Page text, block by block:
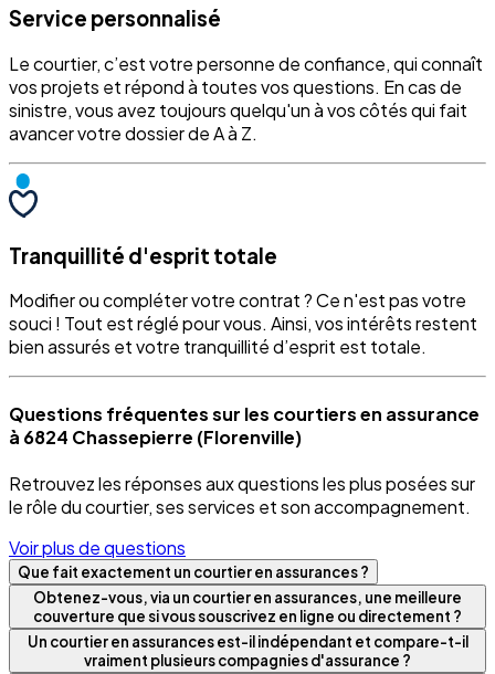
Service personnalisé
Le courtier, c’est votre personne de confiance, qui connaît
vos projets et répond à toutes vos questions. En cas de
sinistre, vous avez toujours quelqu'un à vos côtés qui fait
avancer votre dossier de A à Z.
Tranquillité d'esprit totale
Modifier ou compléter votre contrat ? Ce n'est pas votre
souci ! Tout est réglé pour vous. Ainsi, vos intérêts restent
bien assurés et votre tranquillité d’esprit est totale.
Questions fréquentes sur les courtiers en assurance
à 6824 Chassepierre (Florenville)
Retrouvez les réponses aux questions les plus posées sur
le rôle du courtier, ses services et son accompagnement.
Voir plus de questions
Que fait exactement un courtier en assurances ?
Obtenez-vous, via un courtier en assurances, une meilleure
couverture que si vous souscrivez en ligne ou directement ?
Un courtier en assurances est-il indépendant et compare-t-il
vraiment plusieurs compagnies d'assurance ?